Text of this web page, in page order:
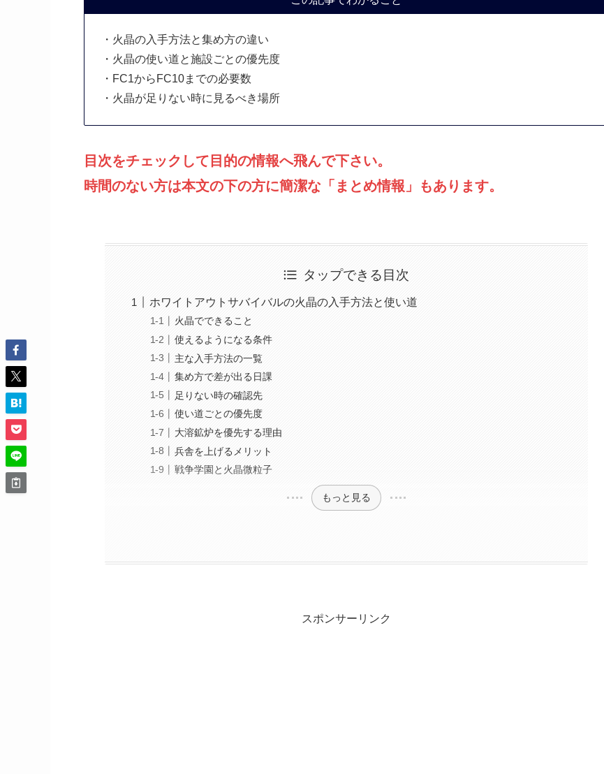
・火晶の入手方法と集め方の違い
・火晶の使い道と施設ごとの優先度
・FC1からFC10までの必要数
・火晶が足りない時に見るべき場所
目次をチェックして目的の情報へ飛んで下さい。
時間のない方は本文の下の方に簡潔な「まとめ情報」もあります。
タップできる目次
ホワイトアウトサバイバルの火晶の入手方法と使い道
火晶でできること
使えるようになる条件
主な入手方法の一覧
集め方で差が出る日課
足りない時の確認先
使い道ごとの優先度
大溶鉱炉を優先する理由
兵舎を上げるメリット
戦争学園と火晶微粒子
もっと見る
スポンサーリンク